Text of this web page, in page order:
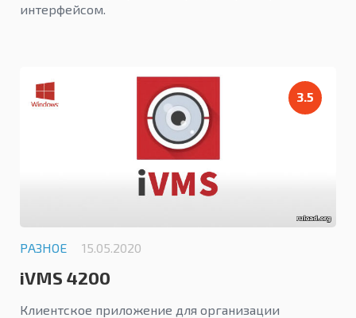
интерфейсом.
3.5
РАЗНОЕ 15.05.2020
iVMS 4200
Клиентское приложение для организации